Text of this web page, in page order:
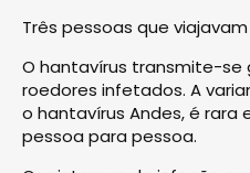
Três pessoas que
O hantavírus transmite-
roedores infetados. A
o hantavírus Andes, é
pessoa para pessoa.